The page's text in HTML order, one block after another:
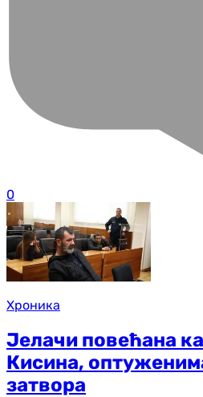
0
Хроника
Јелачи повећана
Кисина,
затвора